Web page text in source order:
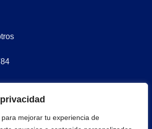
mejorar tu experiencia de
reservados